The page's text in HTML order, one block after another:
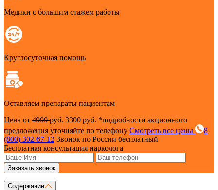
Медики с большим стажем работы
Круглосуточная помощь
Оставляем препараты пациентам
Цена от 4000руб. 3300 руб. *подробности акционного
предложения уточняйте по телефону Смотреть все цены
8
(800) 302-67-12 Звонок по России бесплатный
Бесплатная консультация нарколога
Заказать звонок
Содержание